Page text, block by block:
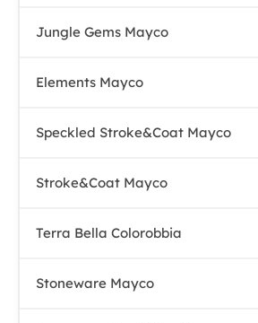
Jungle Gems Mayco
Elements Mayco
Speckled Stroke&Coat Mayco
Stroke&Coat Mayco
Terra Bella Colorobbia
Stoneware Mayco